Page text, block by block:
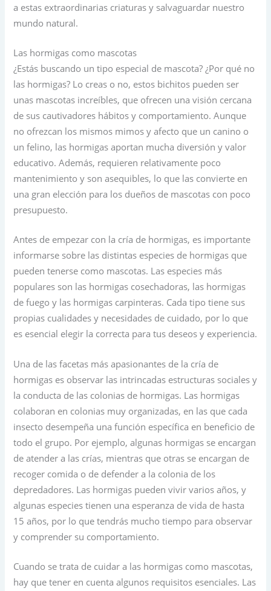
a estas extraordinarias criaturas y salvaguardar nuestro
mundo natural.
Las hormigas como mascotas
¿Estás buscando un tipo especial de mascota? ¿Por qué no
las hormigas? Lo creas o no, estos bichitos pueden ser
unas mascotas increíbles, que ofrecen una visión cercana
de sus cautivadores hábitos y comportamiento. Aunque
no ofrezcan los mismos mimos y afecto que un canino o
un felino, las hormigas aportan mucha diversión y valor
educativo. Además, requieren relativamente poco
mantenimiento y son asequibles, lo que las convierte en
una gran elección para los dueños de mascotas con poco
presupuesto.
Antes de empezar con la cría de hormigas, es importante
informarse sobre las distintas especies de hormigas que
pueden tenerse como mascotas. Las especies más
populares son las hormigas cosechadoras, las hormigas
de fuego y las hormigas carpinteras. Cada tipo tiene sus
propias cualidades y necesidades de cuidado, por lo que
es esencial elegir la correcta para tus deseos y experiencia.
Una de las facetas más apasionantes de la cría de
hormigas es observar las intrincadas estructuras sociales y
la conducta de las colonias de hormigas. Las hormigas
colaboran en colonias muy organizadas, en las que cada
insecto desempeña una función específica en beneficio de
todo el grupo. Por ejemplo, algunas hormigas se encargan
de atender a las crías, mientras que otras se encargan de
recoger comida o de defender a la colonia de los
depredadores. Las hormigas pueden vivir varios años, y
algunas especies tienen una esperanza de vida de hasta
15 años, por lo que tendrás mucho tiempo para observar
y comprender su comportamiento.
Cuando se trata de cuidar a las hormigas como mascotas,
hay que tener en cuenta algunos requisitos esenciales. Las